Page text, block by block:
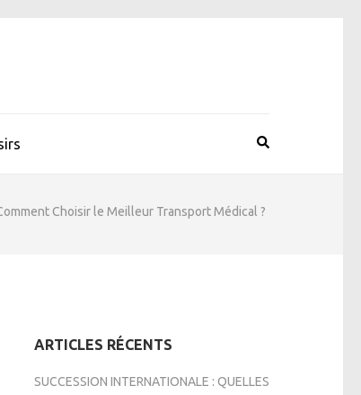
Choisir le Meilleur Transport Médical ?
ARTICLES RÉCENTS
SUCCESSION INTERNATIONALE : QUELLES